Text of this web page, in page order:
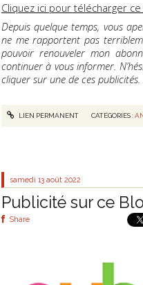
Cliquez ici pour télécharger
Depuis quelque temps, vous
ne me rapportent pas
pouvoir renouveler mon
continuer à vous informer.
cliquer sur une de ces
LIEN PERMANENT CATÉGORIES :
samedi 13 août 2022
Publicité sur ce
Share